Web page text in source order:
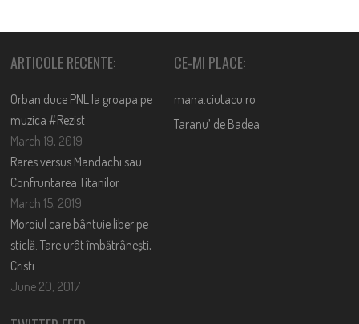
ARTICOLE RECENTE:
Orban duce PNL la groapa pe
muzica #Rezist
March 19, 2019
Rares versus Mandachi sau
Confruntarea Titanilor
March 15, 2019
Moroiul care bântuie liber pe
sticlă. Tare urât îmbătrânești,
Cristi….
June 20, 2017
CE-MI PLACE:
mana.ciutacu.ro
Taranu’ de Badea